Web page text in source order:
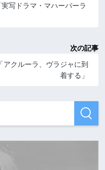
写ドラマ・マハーバーラ
次の記事
クルーラ、ヴラジャに到
着する」